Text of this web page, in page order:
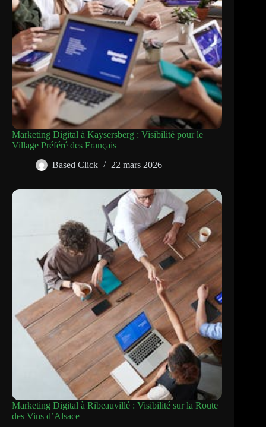
Marketing Digital à Kaysersberg : Visibilité pour le
Village Préféré des Français
Based Click
22 mars 2026
Marketing Digital à Ribeauvillé : Visibilité sur la Route
des Vins d’Alsace